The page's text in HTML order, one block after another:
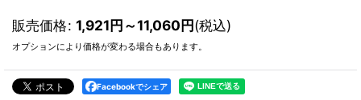
販売価格: 1,921円～11,060円(税込)
オプションにより価格が変わる場合もあります。
Facebookでシェア